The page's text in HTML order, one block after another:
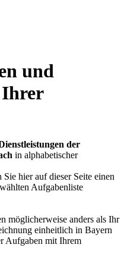
und
Ihrer
der
in alphabetischer
hier auf dieser Seite einen
Aufgabenliste
möglicherweise anders als Ihr
einheitlich in Bayern
Aufgaben mit Ihrem